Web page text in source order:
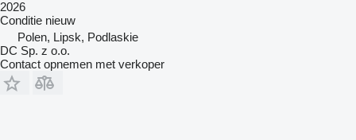
2026
Conditie nieuw
Polen, Lipsk, Podlaskie
DC Sp. z o.o.
Contact opnemen met verkoper